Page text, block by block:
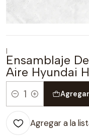
|
Ensamblaje
Aire Hyundai
Cantidad
Agregar a la